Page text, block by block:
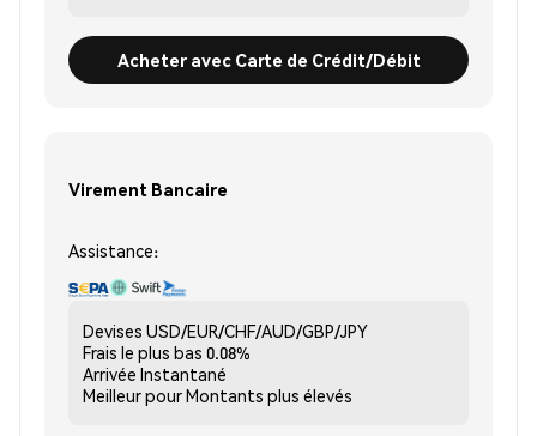
Acheter avec Carte de Crédit/Débit
Virement Bancaire
Assistance:
Devises USD/EUR/CHF/AUD/GBP/JPY
Frais le plus bas 0.08%
Arrivée Instantané
Meilleur pourMontants plus élevés